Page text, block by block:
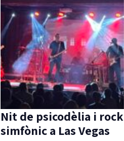
Nit de psicodèlia i rock
simfònic a Las Vegas